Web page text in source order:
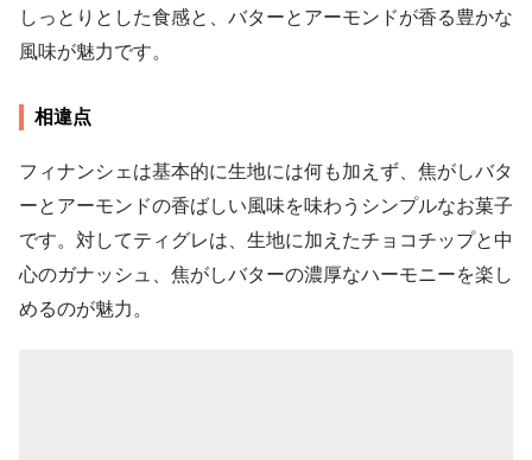
しっとりとした食感と、バターとアーモンドが香る豊かな
風味が魅力です。
相違点
フィナンシェは基本的に生地には何も加えず、焦がしバタ
ーとアーモンドの香ばしい風味を味わうシンプルなお菓子
です。対してティグレは、生地に加えたチョコチップと中
心のガナッシュ、焦がしバターの濃厚なハーモニーを楽し
めるのが魅力。